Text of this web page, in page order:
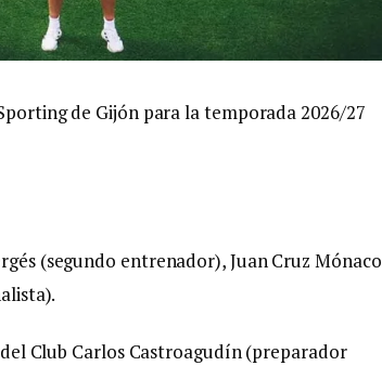
de Gijón para la temporada 2026/27
(segundo entrenador), Juan Cruz Mónaco
Club Carlos Castroagudín (preparador